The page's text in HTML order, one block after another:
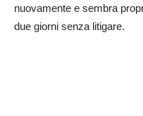
nuovamente e sembra
due giorni senza litigare.